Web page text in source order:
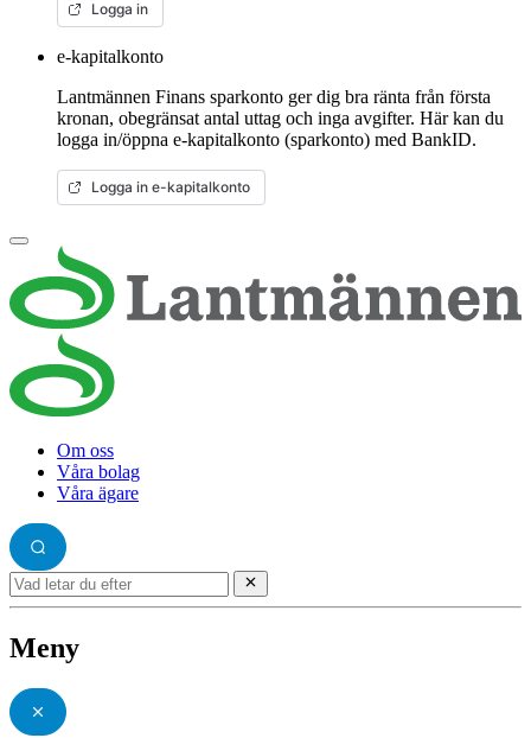
Logga in
e-kapitalkonto
Lantmännen Finans sparkonto ger dig bra ränta från första
kronan, obegränsat antal uttag och inga avgifter. Här kan du
logga in/öppna e-kapitalkonto (sparkonto) med BankID.
Logga in e-kapitalkonto
Om oss
Våra bolag
Våra ägare
Meny